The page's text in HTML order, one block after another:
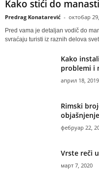
Kako stići do
Predrag Konatarević - октобар
Pred vama je detaljan vodič do
svraćaju turisti iz raznih delova
Kako
problemi i
април 18, 2019
Rimski
фебруар 22,
Vrste reči
март 7, 2020